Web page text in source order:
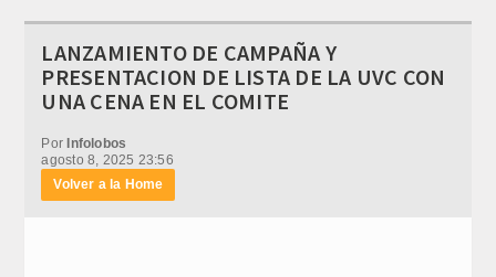
LANZAMIENTO DE CAMPAÑA Y
PRESENTACION DE LISTA DE LA UVC CON
UNA CENA EN EL COMITE
Por Infolobos
agosto 8, 2025 23:56
Volver a la Home